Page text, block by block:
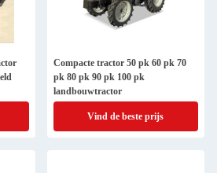
Compacte tractor 50 pk 60 pk 70
pk 80 pk 90 pk 100 pk
landbouwtractor
Vind de beste prijs